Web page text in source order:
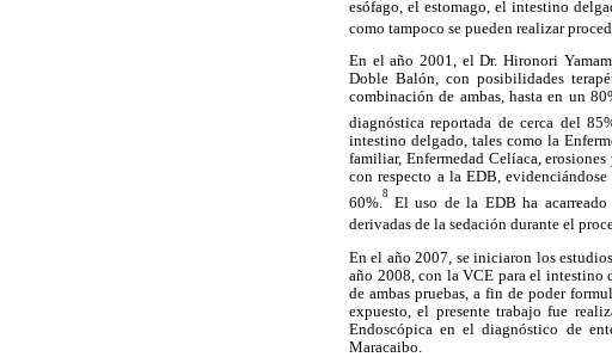
esófago, el estomago, el intestino
como tampoco se pueden realizar
En el año 2001, el Dr. Hironori
Doble Balón, con posibilidades
combinación de ambas, hasta en un
diagnóstica reportada de cerca del
intestino delgado, tales como la
familiar, Enfermedad Celíaca,
con respecto a la EDB,
60%.
8
El uso de la EDB ha acarreado
derivadas de la sedación durante el
En el año 2007, se iniciaron los
año 2008, con la VCE para el intestino
de ambas pruebas, a fin de poder
expuesto, el presente trabajo fue
Endoscópica en el diagnóstico de
Maracaibo.